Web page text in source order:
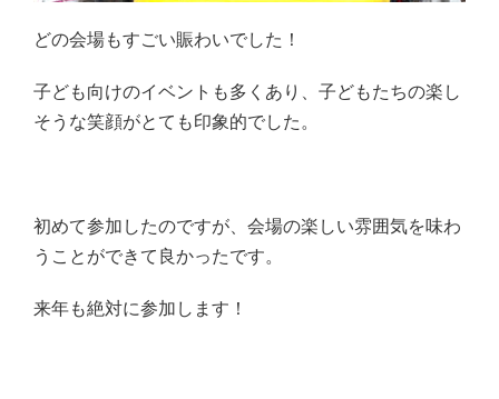
どの会場もすごい賑わいでした！
子ども向けのイベントも多くあり、子どもたちの楽し
そうな笑顔がとても印象的でした。
初めて参加したのですが、会場の楽しい雰囲気を味わ
うことができて良かったです。
来年も絶対に参加します！